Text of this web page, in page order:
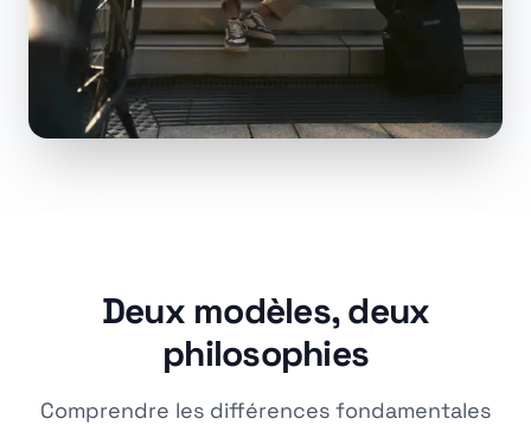
Deux modèles, deux
philosophies
Comprendre les différences fondamentales